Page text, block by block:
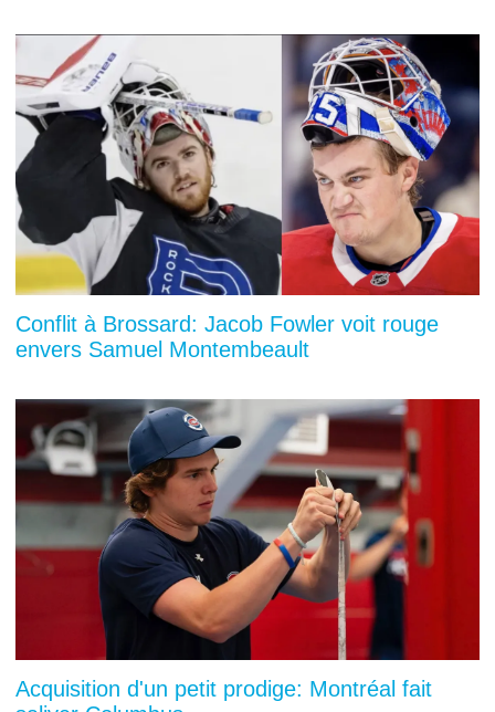
Conflit à Brossard: Jacob Fowler voit rouge
envers Samuel Montembeault
Acquisition d'un petit prodige: Montréal fait